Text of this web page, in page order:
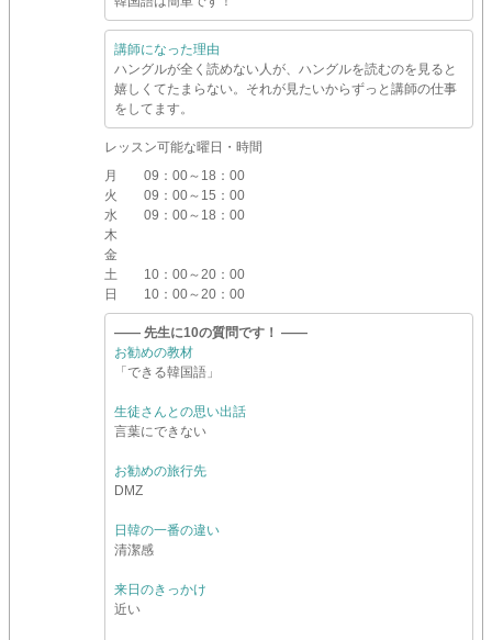
講師になった理由
ハングルが全く読めない人が、ハングルを読むのを見ると
嬉しくてたまらない。それが見たいからずっと講師の仕事
をしてます。
レッスン可能な曜日・時間
月
09：00～18：00
火
09：00～15：00
水
09：00～18：00
木
金
土
10：00～20：00
日
10：00～20：00
―― 先生に10の質問です！ ――
お勧めの教材
「できる韓国語」
生徒さんとの思い出話
言葉にできない
お勧めの旅行先
DMZ
日韓の一番の違い
清潔感
来日のきっかけ
近い